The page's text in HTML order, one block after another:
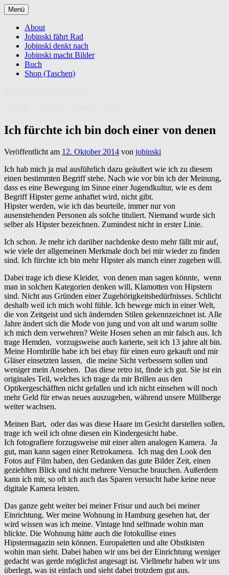
Zum
Inhalt
springen
Menü
About
Jobinski fährt Rad
Jobinski denkt nach
Jobinski macht Bilder
Buch
Shop (Taschen)
Ich fürchte ich bin doch einer von denen
Veröffentlicht am 12. Oktober 2014 von jobinski
Ich hab mich ja mal ausführlich dazu geäußert wie ich zu diesem
einen bestimmten Begriff stehe. Nach wie vor bin ich der Meinung,
dass es eine Bewegung im Sinne einer Jugendkultur, wie es dem
Begriff Hipster gerne anhaftet wird, nicht gibt.
Hipster werden, wie ich das beurteile, immer nur von
ausenstehenden Personen als solche tituliert. Niemand wurde sich
selber als Hipster bezeichnen. Zumindest nicht in erster Linie.
Ich schon. Je mehr ich darüber nachdenke desto mehr fällt mir auf,
wie viele der allgemeinen Merkmale doch bei mir wieder zu finden
sind. Ich fürchte ich bin mehr Hipster als manch einer zugeben will.
Dabei trage ich diese Kleider, von denen man sagen könnte, wenn
man in solchen Kategorien denken will, Klamotten von Hipstern
sind. Nicht aus Gründen einer Zugehörigkeitsbedürfnisses. Schlicht
deshalb weil ich mich wohl fühle. Ich bewege mich in einer Welt,
die von Zeitgeist und sich ändernden Stilen gekennzeichnet ist. Alle
Jahre ändert sich die Mode von jung und von alt und warum sollte
ich mich dem verwehren? Weite Hosen sehen an mir falsch aus. Ich
trage Hemden, vorzugsweise auch karierte, seit ich 13 jahre alt bin.
Meine Hornbrille habe ich bei ebay für einen euro gekauft und mir
Gläser einsetzten lassen, die meine Sicht verbessern sollen und
weniger mein Ansehen. Das diese retro ist, finde ich gut. Sie ist ein
originales Teil, welches ich trage da mir Brillen aus den
Optikergeschäfften nicht gefallen und ich nicht einsehen will noch
mehr Geld für etwas neues auszugeben, während unsere Müllberge
weiter wachsen.
Meinen Bart, oder das was diese Haare im Gesicht darstellen sollen,
trage ich weil ich ohne diesen ein Kindergesicht habe.
Ich fotografiere forzugsweise mit einer alten analogen Kamera. Ja
gut, man kann sagen einer Retrokamera. Ich mag den Look den
Fotos auf Film haben, den Gedanken das gute Bilder Zeit, einen
geziehlten Blick und nicht mehrere Versuche brauchen. Außerdem
kann ich mir, so oft ich auch das Sparen versucht habe keine neue
digitale Kamera leisten.
Das ganze geht weiter bei meiner Frisur und auch bei meiner
Einrichtung. Wer meine Wohnung in Hamburg gesehen hat, der
wird wissen was ich meine. Vintage hnd selfmade wohin man
blickte. Die Wohnung hätte auch die fotokullise eines
Hipstermagazin sein können. Europaletten und alte Obstkisten
wohin man sieht. Dabei haben wir uns bei der Einrichtung weniger
gedacht was gerde möglichst angesagt ist. Viellmehr haben wir uns
überlegt, was ist einfach und sieht dabei trotzdem gut aus.